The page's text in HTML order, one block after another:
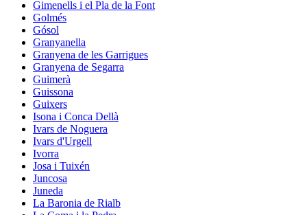
Gimenells i el Pla de la Font
Golmés
Gósol
Granyanella
Granyena de les Garrigues
Granyena de Segarra
Guimerà
Guissona
Guixers
Isona i Conca Dellà
Ivars de Noguera
Ivars d'Urgell
Ivorra
Josa i Tuixén
Juncosa
Juneda
La Baronia de Rialb